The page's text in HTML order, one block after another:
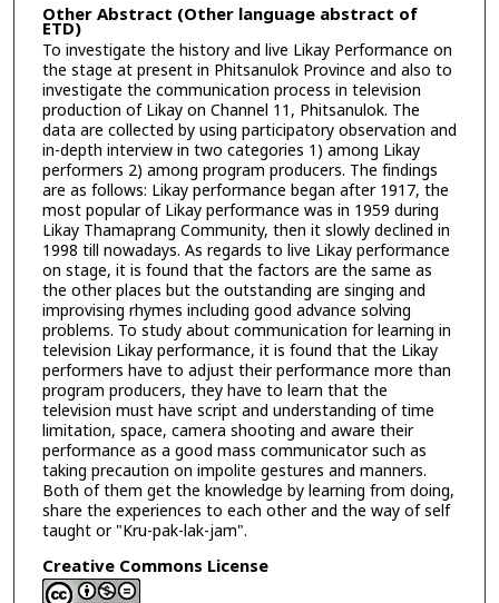
Other Abstract (Other language abstract of
ETD)
To investigate the history and live Likay Performance on
the stage at present in Phitsanulok Province and also to
investigate the communication process in television
production of Likay on Channel 11, Phitsanulok. The
data are collected by using participatory observation and
in-depth interview in two categories 1) among Likay
performers 2) among program producers. The findings
are as follows: Likay performance began after 1917, the
most popular of Likay performance was in 1959 during
Likay Thamaprang Community, then it slowly declined in
1998 till nowadays. As regards to live Likay performance
on stage, it is found that the factors are the same as
the other places but the outstanding are singing and
improvising rhymes including good advance solving
problems. To study about communication for learning in
television Likay performance, it is found that the Likay
performers have to adjust their performance more than
program producers, they have to learn that the
television must have script and understanding of time
limitation, space, camera shooting and aware their
performance as a good mass communicator such as
taking precaution on impolite gestures and manners.
Both of them get the knowledge by learning from doing,
share the experiences to each other and the way of self
taught or "Kru-pak-lak-jam".
Creative Commons License